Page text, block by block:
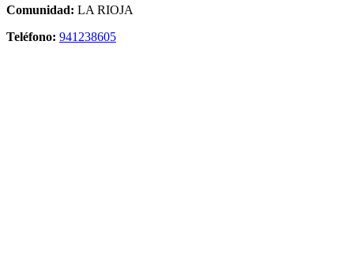
Comunidad: LA RIOJA
Teléfono: 941238605